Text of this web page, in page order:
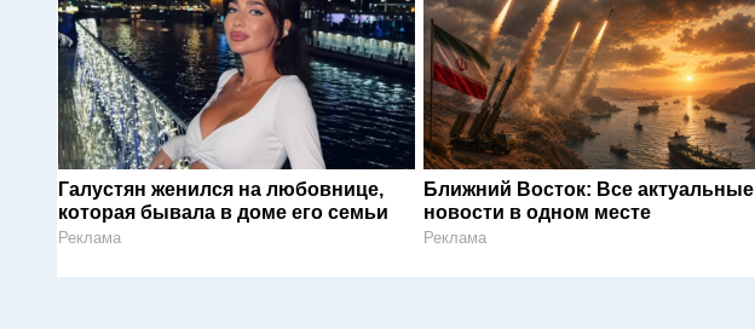
Галустян женился на любовнице,
которая бывала в доме его семьи
Реклама
Ближний Восток: Все актуальные
новости в одном месте
Реклама